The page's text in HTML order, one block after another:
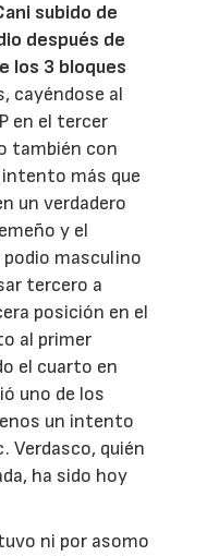
subido de
después de
los 3 bloques
cayéndose al
en el tercer
también con
intento más que
un verdadero
y el
masculino
tercero a
posición en el
al primer
el cuarto en
uno de los
un intento
Verdasco, quién
ha sido hoy
ni por asomo